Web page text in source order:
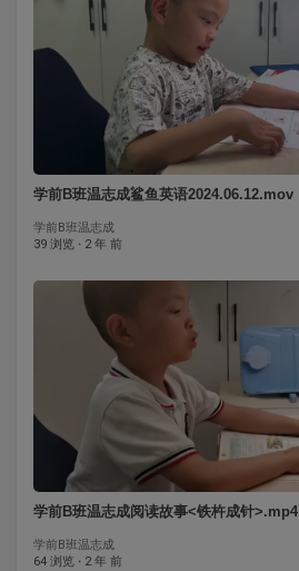
学前B班温志成鲨鱼英语2024.06.12.mov
学前B班温志成
39 浏览 · 2 年 前
学前B班温志成阅读故事<铁杵成针>.mp4
学前B班温志成
64 浏览 · 2 年 前